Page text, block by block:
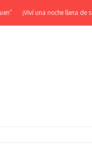
¡Viví una noche llena de